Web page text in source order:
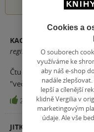
KACHNIVEC
registrovaný uživatel
Čtu jí večer před spaním
"večerníčková" verze.
21
JITKA ČERNÁ
Cookies a
O souborech
využíváme ke
aby náš e-shop
nadále
lepší a cílenější
klidně Vergilia v
marketingovým
údaje. Ale vše